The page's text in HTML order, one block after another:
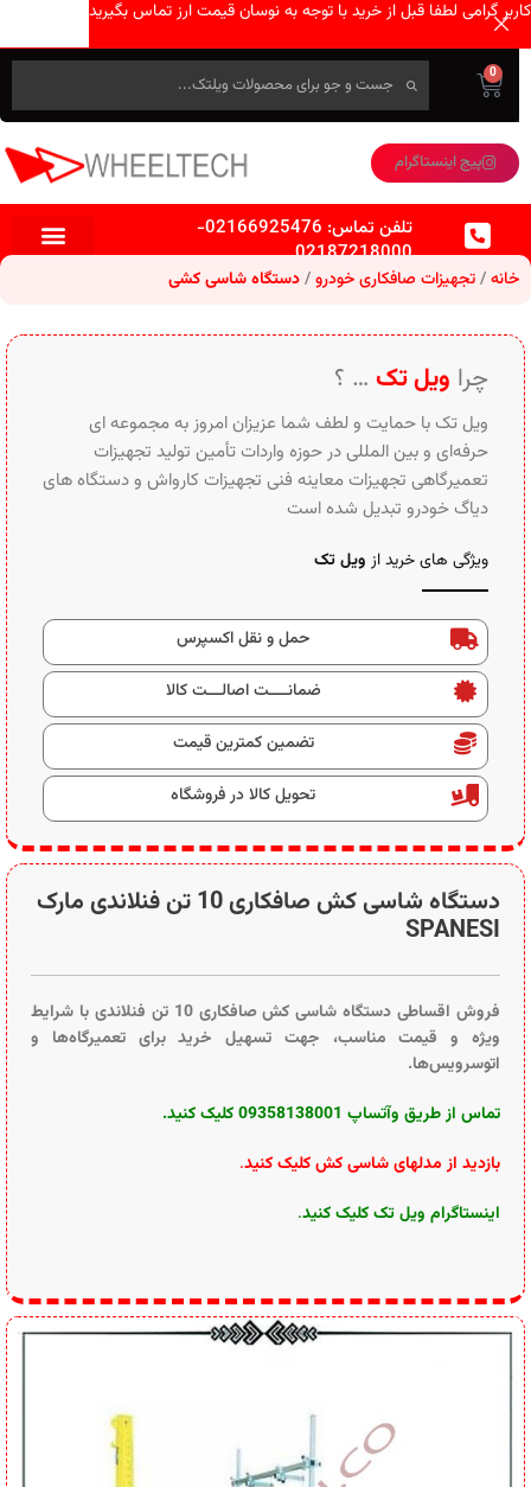
0
پیج اینستاگرام
تلفن تماس: 02166925476
-
02187218000
خانه تجهیزات صافکاری خودرو دستگاه شاسی کشی
دستگاه شاسی کش صافکاری 10 تن فنلاندی مارک
SPANESI
فروش اقساطی دستگاه شاسی کش صافکاری 10 تن فنلاندی با شرایط
ویژه و قیمت مناسب، جهت تسهیل خرید برای تعمیرگاه‌ها و
اتوسرویس‌ها.
تماس از طریق وآتساپ 09358138001 کلیک کنید.
بازدید از مدلهای شاسی کش کلیک کنید.
اینستاگرام ویل تک کلیک کنید.
چرا ویل تک … ؟
ویل تک با حمایت و لطف شما عزیزان امروز به مجموعه ای
حرفه‌ای و بین‌ المللی در حوزه واردات تأمین تولید تجهیزات
تعمیرگاهی تجهیزات معاینه فنی تجهیزات کارواش و دستگاه های
دیاگ خودرو تبدیل شده است
ویژگی های خرید از ویل تک
حمل و نقل اکسپرس
ضمانــــت اصالـــت کالا
تضمین کمترین قیمت
تحویل کالا در فروشگاه
کاربر گرامی لطفا قبل از خرید با توجه به نوسان قیمت ارز تماس بگیرید